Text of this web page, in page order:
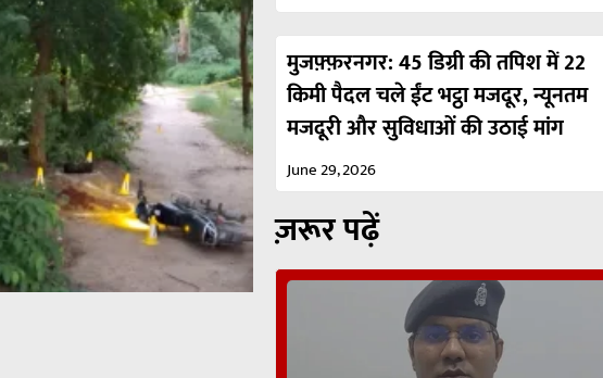
मुजफ़्फ़रनगर: 45 डिग्री की तपिश में 22
किमी पैदल चले ईंट भट्ठा मजदूर, न्यूनतम
मजदूरी और सुविधाओं की उठाई मांग
June 29, 2026
ज़रूर पढ़ें